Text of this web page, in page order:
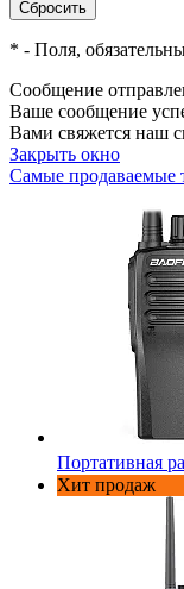
* - Поля,
Сообщение
Ваше сообщение
Вами свяжется наш
Закрыть окно
Самые продаваемые
Портативная
Хит продаж